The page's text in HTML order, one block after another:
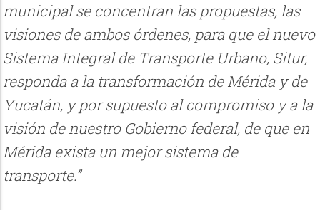
municipal se concentran las propuestas, las
visiones de ambos órdenes, para que el nuevo
Sistema Integral de Transporte Urbano, Situr,
responda a la transformación de Mérida y de
Yucatán, y por supuesto al compromiso y a la
visión de nuestro Gobierno federal, de que en
Mérida exista un mejor sistema de
transporte.”